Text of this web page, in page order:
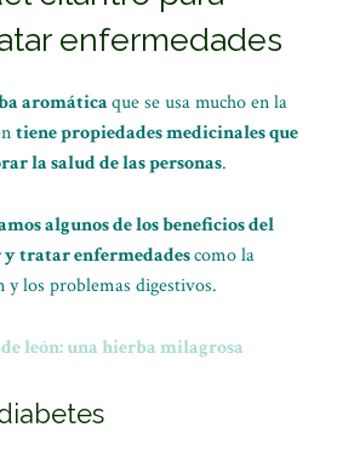
enfermedades
aromáticaque se usa mucho en la
tiene propiedades medicinales que
la salud de las personas.
algunos de los beneficios del
tratar enfermedadescomo la
y los problemas digestivos.
león: una hierba milagrosa